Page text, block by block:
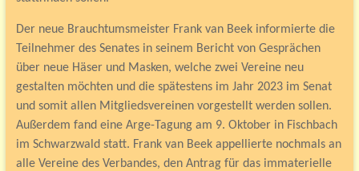
Der neue Brauchtumsmeister Frank van Beek informierte die
Teilnehmer des Senates in seinem Bericht von Gesprächen
über neue Häser und Masken, welche zwei Vereine neu
gestalten möchten und die spätestens im Jahr 2023 im Senat
und somit allen Mitgliedsvereinen vorgestellt werden sollen.
Außerdem fand eine Arge-Tagung am 9. Oktober in Fischbach
im Schwarzwald statt. Frank van Beek appellierte nochmals an
alle Vereine des Verbandes, den Antrag für das immaterielle